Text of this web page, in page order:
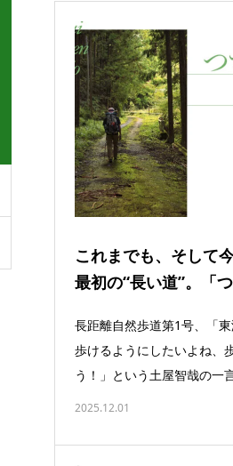
これまでも、そして
最初の“長い道”。「
長距離自然歩道第1号、「
歩けるようにしたいよね、
う！」という土屋智哉の一
2025.12.01